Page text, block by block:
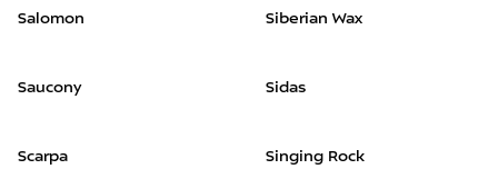
Salomon
Saucony
Scarpa
Siberian Wax
Sidas
Singing Rock